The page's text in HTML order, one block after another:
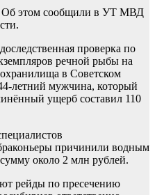
Об этом сообщили в УТ МВД
проверка по
речной рыбы на
в Советском
летний мужчина, который
ущерб составил 110
причинили водным
около 2 млн рублей.
рейды по пресечению